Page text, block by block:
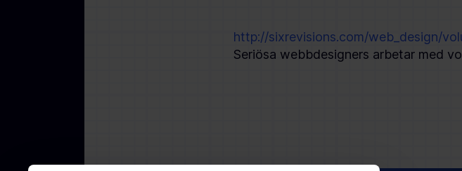
http://sixrevisions.com/web_design/
Seriösa webbdesigners arbetar med